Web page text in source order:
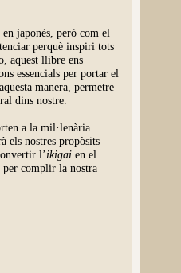
en japonès, però com el
perquè inspiri tots
aquest llibre ens
essencials per portar el
manera, permetre
dins nostre.
a la mil·lenària
els nostres propòsits
l’ikigai en el
per complir la nostra